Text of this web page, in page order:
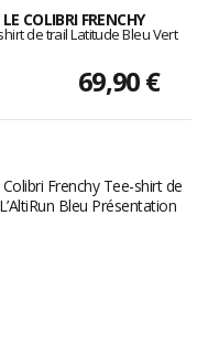
LE COLIBRI FRENCHY
de trail Latitude Bleu Vert
69,90 €